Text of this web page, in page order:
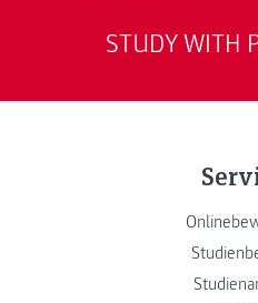
STUDY WITH